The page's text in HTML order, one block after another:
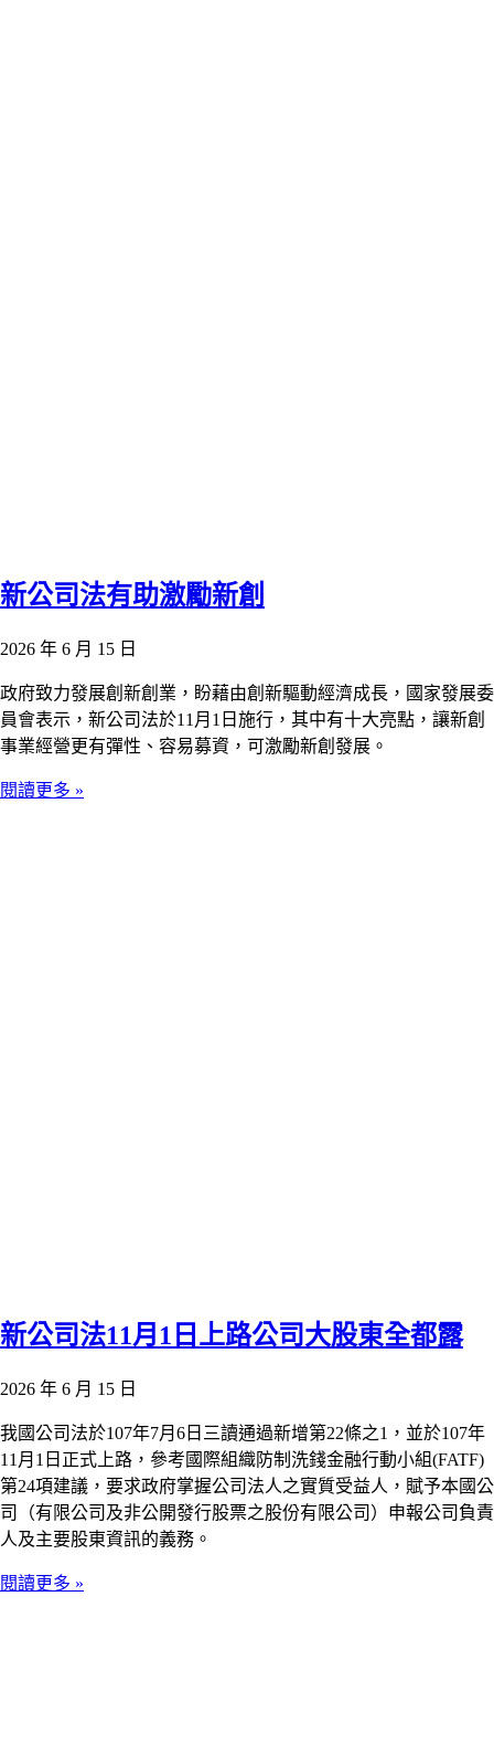
新公司法有助激勵新創
2026 年 6 月 15 日
政府致力發展創新創業，盼藉由創新驅動經濟成長，國家發展委
員會表示，新公司法於11月1日施行，其中有十大亮點，讓新創
事業經營更有彈性、容易募資，可激勵新創發展。
閱讀更多 »
新公司法11月1日上路公司大股東全都露
2026 年 6 月 15 日
我國公司法於107年7月6日三讀通過新增第22條之1，並於107年
11月1日正式上路，參考國際組織防制洗錢金融行動小組(FATF)
第24項建議，要求政府掌握公司法人之實質受益人，賦予本國公
司（有限公司及非公開發行股票之股份有限公司）申報公司負責
人及主要股東資訊的義務。
閱讀更多 »